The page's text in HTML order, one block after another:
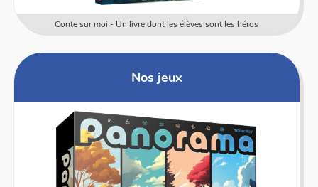
Conte sur moi - Un livre dont les élèves sont les héros
Nos jeux